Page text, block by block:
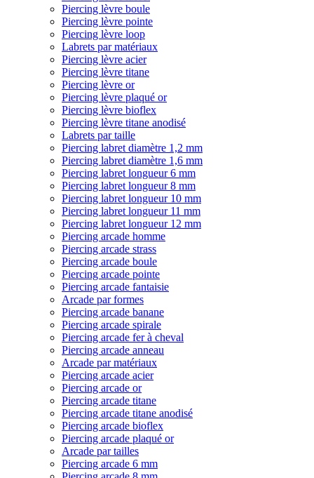
Piercing lèvre boule
Piercing lèvre pointe
Piercing lèvre loop
Labrets par matériaux
Piercing lèvre acier
Piercing lèvre titane
Piercing lèvre or
Piercing lèvre plaqué or
Piercing lèvre bioflex
Piercing lèvre titane anodisé
Labrets par taille
Piercing labret diamètre 1,2 mm
Piercing labret diamètre 1,6 mm
Piercing labret longueur 6 mm
Piercing labret longueur 8 mm
Piercing labret longueur 10 mm
Piercing labret longueur 11 mm
Piercing labret longueur 12 mm
Piercing arcade homme
Piercing arcade strass
Piercing arcade boule
Piercing arcade pointe
Piercing arcade fantaisie
Arcade par formes
Piercing arcade banane
Piercing arcade spirale
Piercing arcade fer à cheval
Piercing arcade anneau
Arcade par matériaux
Piercing arcade acier
Piercing arcade or
Piercing arcade titane
Piercing arcade titane anodisé
Piercing arcade bioflex
Piercing arcade plaqué or
Arcade par tailles
Piercing arcade 6 mm